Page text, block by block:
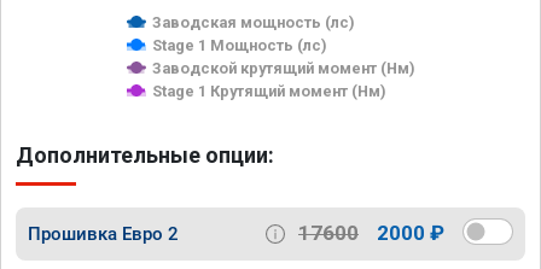
Заводская мощность (лс)
Stage 1 Мощность (лс)
Заводской крутящий момент (Нм)
Stage 1 Крутящий момент (Нм)
Дополнительные опции:
Прошивка Евро 2 17600 2000 ₽